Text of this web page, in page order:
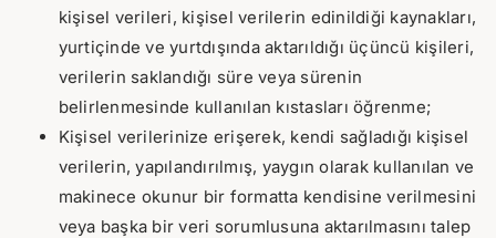
kişisel verileri, kişisel verilerin edinildiği kaynakları,
yurtiçinde ve yurtdışında aktarıldığı üçüncü kişileri,
verilerin saklandığı süre veya sürenin
belirlenmesinde kullanılan kıstasları öğrenme;
Kişisel verilerinize erişerek, kendi sağladığı kişisel
verilerin, yapılandırılmış, yaygın olarak kullanılan ve
makinece okunur bir formatta kendisine verilmesini
veya başka bir veri sorumlusuna aktarılmasını talep